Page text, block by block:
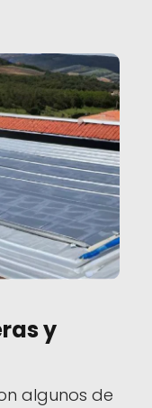
y
algunos de